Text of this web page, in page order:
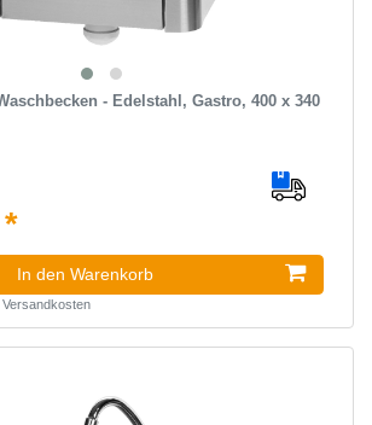
- Edelstahl, Gastro, 400 x 340
In den Warenkorb
Versandkosten